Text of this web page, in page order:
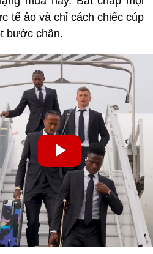
tế ảo và chỉ cách chiếc cúp
bước chân.